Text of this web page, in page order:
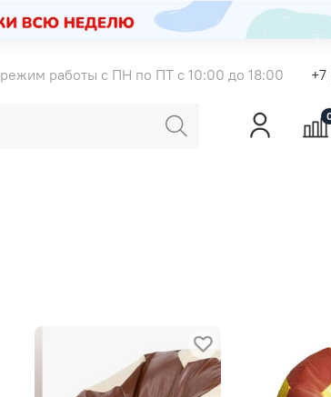
режим работы с ПН по ПТ с 10:00 до 18:00